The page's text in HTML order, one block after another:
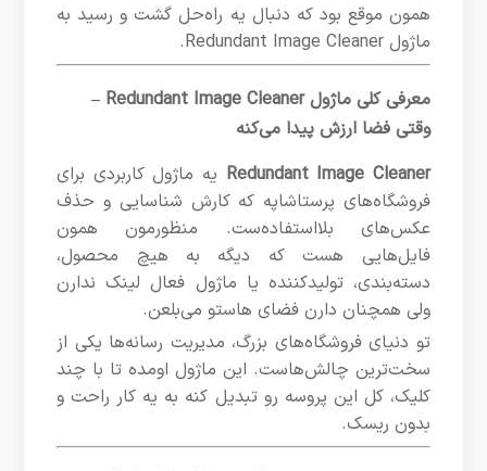
همون موقع بود که دنبال یه راه‌حل گشت و رسید به
ماژول Redundant Image Cleaner.
معرفی کلی ماژول Redundant Image Cleaner –
وقتی فضا ارزش پیدا می‌کنه
Redundant Image Cleaner یه ماژول کاربردی برای
فروشگاه‌های پرستاشاپه که کارش شناسایی و حذف
عکس‌های بلااستفاده‌ست. منظورمون همون
فایل‌هایی هست که دیگه به هیچ محصول،
دسته‌بندی، تولیدکننده یا ماژول فعال لینک ندارن
ولی همچنان دارن فضای هاستو می‌بلعن.
تو دنیای فروشگاه‌های بزرگ، مدیریت رسانه‌ها یکی از
سخت‌ترین چالش‌هاست. این ماژول اومده تا با چند
کلیک، کل این پروسه رو تبدیل کنه به یه کار راحت و
بدون ریسک.